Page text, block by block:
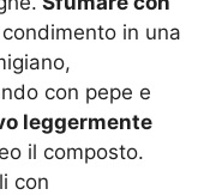
in una
con pepe e
leggermente
il composto.
con